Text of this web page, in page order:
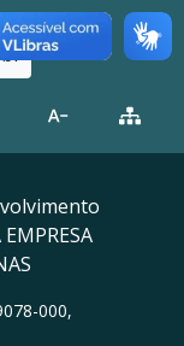
000,